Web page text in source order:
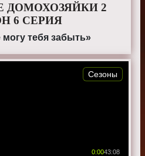
ДОМОХОЗЯЙКИ 2
6 СЕРИЯ
тебя забыть»
0:0043:08
Сезоны